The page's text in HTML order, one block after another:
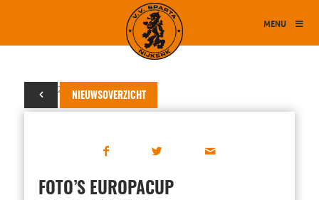
MENU
NIEUWSOVERZICHT
16 mei 2015
FOTO’S EUROPACUP